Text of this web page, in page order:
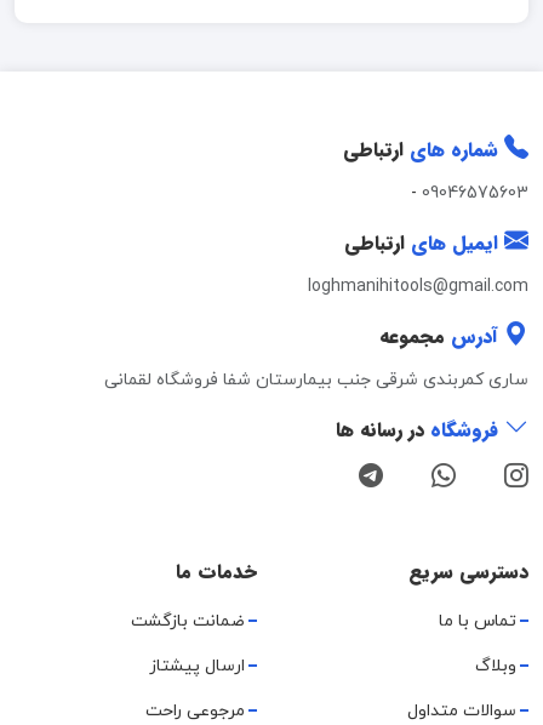
شماره های ارتباطی
09046575603
-
ایمیل های ارتباطی
loghmanihitools@gmail.com
آدرس مجموعه
ساری کمربندی شرقی جنب بیمارستان شفا فروشگاه لقمانی
فروشگاه در رسانه ها
دسترسی سریع
تماس با ما
وبلاگ
سوالات متداول
خدمات ما
ضمانت بازگشت
ارسال پیشتاز
مرجوعی راحت